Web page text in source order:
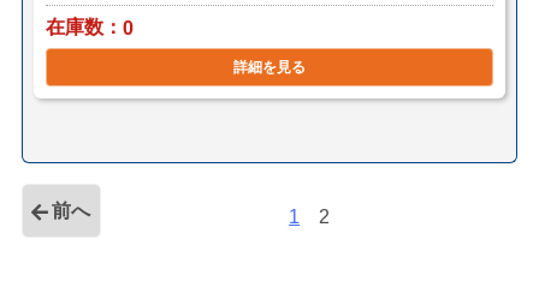
在庫数 0
詳細を見る
前へ 1 2